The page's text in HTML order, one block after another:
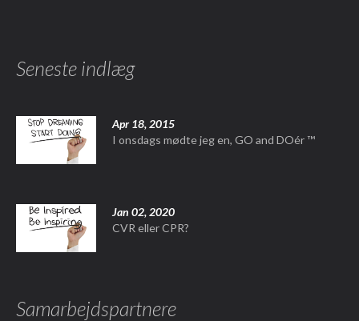
Seneste indlæg
Apr 18, 2015
I onsdags mødte jeg en, GO and DOér ™
Jan 02, 2020
CVR eller CPR?
Samarbejdspartnere